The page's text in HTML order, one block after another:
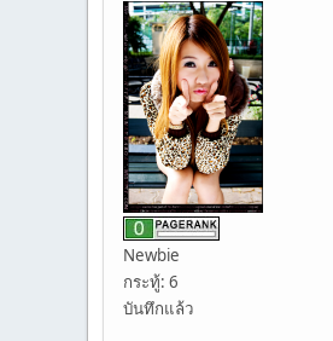
Newbie
กระทู้: 6
บันทึกแล้ว